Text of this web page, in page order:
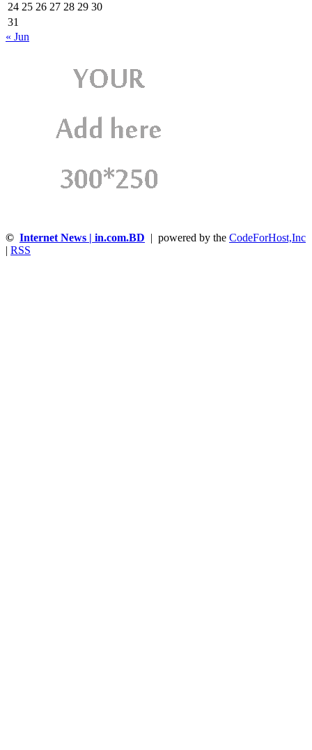
24 25 26 27 28 29 30
31
« Jun
© Internet News | in.com.BD | powered by the CodeForHost,Inc
| RSS